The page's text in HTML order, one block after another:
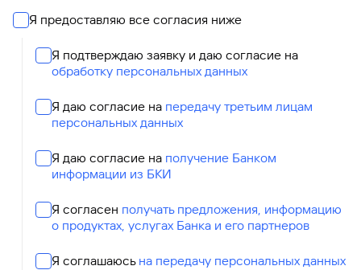
Я предоставляю все согласия ниже
Я подтверждаю заявку и даю согласие на
обработку персональных данных
Я даю согласие на передачу третьим лицам
персональных данных
Я даю согласие на получение Банком
информации из БКИ
Я согласен получать предложения, информацию
о продуктах, услугах Банка и его партнеров
Я соглашаюсь на передачу персональных данных